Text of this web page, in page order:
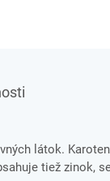
látok.
tiež zinok,